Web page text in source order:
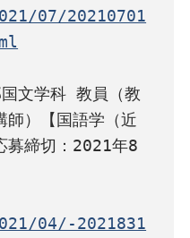
07/20210701
文学科 教員（教
師）【国語学（近
募締切：2021年8
04/-2021831